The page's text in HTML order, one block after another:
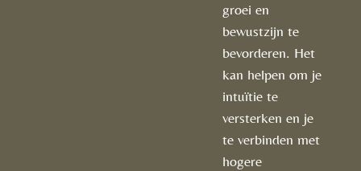
groei en
bewustzijn te
bevorderen. Het
kan helpen om je
intuïtie te
versterken en je
te verbinden met
hogere